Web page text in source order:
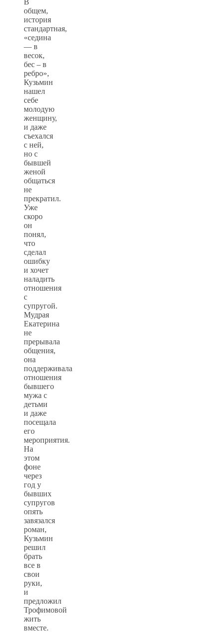
В
общем,
история
стандартная,
«седина
— в
весок,
бес – в
ребро»,
Кузьмин
нашел
себе
молодую
женщину,
и даже
съехался
с ней,
но с
бывшей
женой
общаться
не
прекратил.
Уже
скоро
он
понял,
что
сделал
ошибку
и хочет
наладить
отношения
с
супругой.
Мудрая
Екатерина
не
прерывала
общения,
она
поддерживала
отношения
бывшего
мужа с
детьми
и даже
посещала
его
мероприятия.
На
этом
фоне
через
год у
бывших
супругов
опять
завязался
роман,
Кузьмин
решил
брать
все в
свои
руки,
и
предложил
Трофимовой
жить
вместе.